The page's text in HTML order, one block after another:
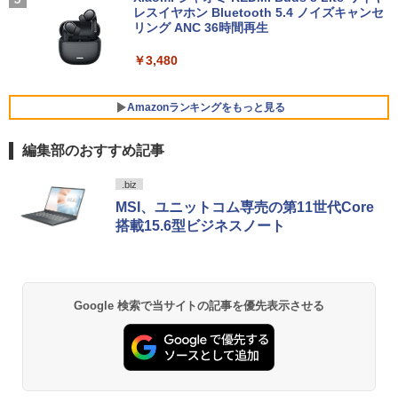
8GB SSD1TB(最大) 大容量バッテリービ
ジネス 大学生 プレゼント 学生向け
￥29,800
5
【最新Office2024】ノートパソコン 中古
インチ メモリ16GB 新品SSD1TB DVDド
￥27,800
レスイヤホン Bluetooth 5.4 ノイズキャンセ
リング ANC 36時間再生
￥3,480
Amazonランキングをもっと見る
BRUCE WAYNE feat. Flo Milli, ATL Jacob
[Explicit]
￥250
[Explicit]
￥250
by Amazon 天然水 ラベルレス 500ml ×24本
富士山の天然水 バナジウム含有 水 ミネラル
ウォーター ペットボトル 静岡県産 500ミリリ
ットル (Smart Basic)
【Amazon.co.jp限定】 い・ろ・は・す 2L P
ET ラベルレス ×8本
￥1,112
薬屋のひとりごと 17巻 (デジタル版ビッグガ
ンガンコミックス)
￥770
エース)
￥832
編集部のおすすめ記事
.biz
MSI、ユニットコム専売の第11世代Core
搭載15.6型ビジネスノート
Google 検索で当サイトの記事を優先表示させる